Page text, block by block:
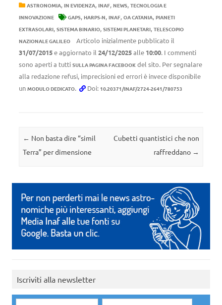
ASTRONOMIA, IN EVIDENZA, INAF, NEWS, TECNOLOGIA E
INNOVAZIONE
GAPS, HARPS-N, INAF, OA CATANIA, PIANETI
EXTRASOLARI, SISTEMA BINARIO, SISTEMI PLANETARI, TELESCOPIO
NAZIONALE GALILEO
Articolo inizialmente pubblicato il
31/07/2015e aggiornato il 24/12/2025alle 10:00. I commenti
sono aperti a tutti SULLA PAGINA FACEBOOK del sito. Per segnalare
alla redazione refusi, imprecisioni ed errori è invece disponibile
un MODULO DEDICATO. Doi: 10.20371/INAF/2724-2641/780753
Navigazione articolo
← Non basta dire “simil
Terra” per dimensione
Cubetti quantistici che non
raffreddano →
Iscriviti alla newsletter